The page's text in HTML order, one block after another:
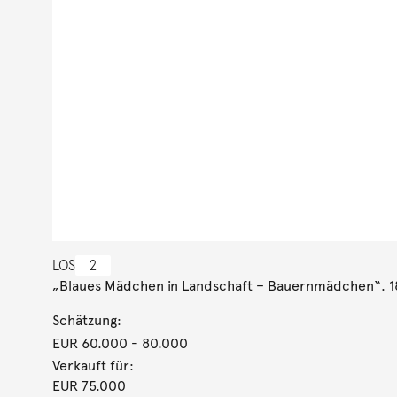
LOS 2
„Blaues Mädchen in Landschaft – Bauernmädchen“.
Schätzung:
EUR 60.000 - 80.000
Verkauft für:
EUR 75.000